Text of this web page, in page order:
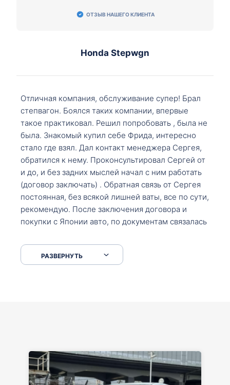
ОТЗЫВ НАШЕГО КЛИЕНТА
Honda Stepwgn
Отличная компания, обслуживание супер! Брал
степвагон. Боялся таких компании, впервые
такое практиковал. Решил попробовать , была не
была. Знакомый купил себе Фрида, интересно
стало где взял. Дал контакт менеджера Сергея,
обратился к нему. Проконсультировал Сергей от
и до, и без задних мыслей начал с ним работать
(договор заключать) . Обратная связь от Сергея
постоянная, без всякой лишней ваты, все по сути,
рекомендую. После заключения договора и
покупки с Японии авто, по документам связалась
что заполнить, куда зайти, образцы и т.д. После
приехал за авто. Меня тепло встретили Сергей с
РАЗВЕРНУТЬ